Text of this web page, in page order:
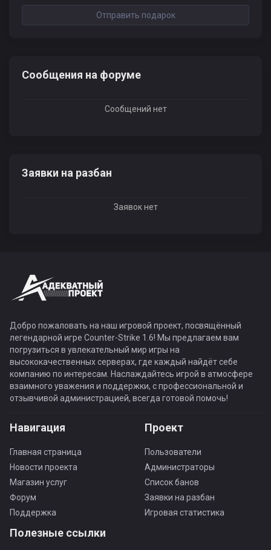
Отправить подарок
Сообщения на форуме
Сообщений нет
Заявки на разбан
Заявок нет
Добро пожаловать на наш игровой проект, посвящённый
легендарной игре Counter-Strike 1.6! Мы предлагаем вам
погрузиться в увлекательный мир игры на
высококачественных серверах, где каждый найдёт себе
компанию по интересам. Наслаждайтесь игрой в атмосфере
взаимного уважения и поддержки, с профессиональной и
отзывчивой администрацией, всегда готовой помочь!
Навигация
Главная страница
Новости проекта
Магазин услуг
Форум
Поддержка
Проект
Пользователи
Администраторы
Список банов
Заявки на разбан
Игровая статистика
Полезные ссылки